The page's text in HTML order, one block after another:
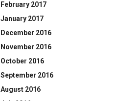
February 2017
January 2017
December 2016
November 2016
October 2016
September 2016
August 2016